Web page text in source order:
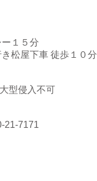
１５分
松屋下車 徒歩１０分
型侵入不可
21-7171